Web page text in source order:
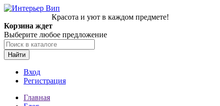
Красота и уют в каждом предмете!
Корзина ждет
Выберите любое предложение
Найти
Вход
Регистрация
Главная